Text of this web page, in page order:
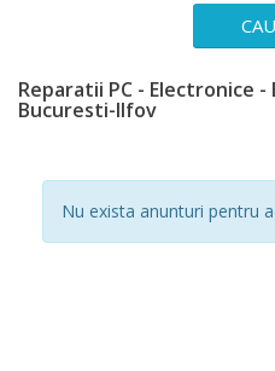
Reparatii PC - Electronice
Bucuresti-Ilfov
Nu exista anunturi pentru